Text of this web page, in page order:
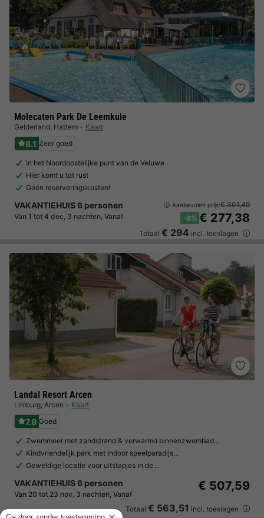
Molecaten Park De Leemkule
Gelderland, Hattem Kaart
8.1 Zeer goed
In het Noordoostelijke punt van de Veluwe
Hier komt u tot rust
Géén reserveringskosten!
VAKANTIEHUIS 6 personen
Van 1 tot 4 dec, 3 nachten, Vanaf
Aanbevolen prijs:€ 301,49
-8% € 277,38
Totaal € 294 incl. toeslagen
Landal Resort Arcen
Limburg, Arcen Kaart
7.9 Goed
Zwemmeer met zandstrand & verwarmd binnenzwembad…
Kindvriendelijk park met indoor speelparadijs…
Geweldige locatie voor uitstapjes in de…
VAKANTIEHUIS 6 personen
Van 20 tot 23 nov, 3 nachten, Vanaf
€ 507,59
Totaal € 563,51 incl. toeslagen